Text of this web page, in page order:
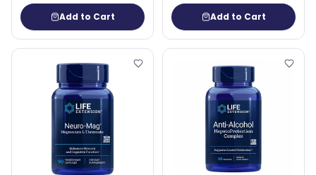
Add to Cart Add to Cart